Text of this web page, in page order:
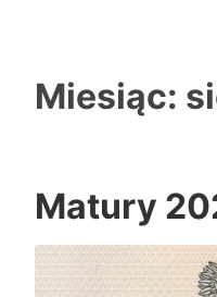
Miesiąc:
Matury